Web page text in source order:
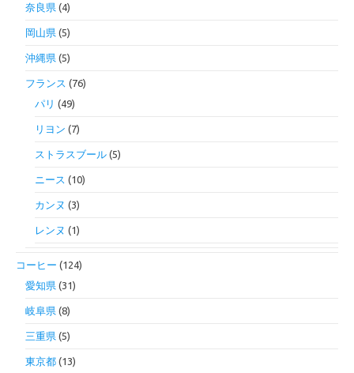
奈良県 (4)
岡山県 (5)
沖縄県 (5)
フランス (76)
パリ (49)
リヨン (7)
ストラスブール (5)
ニース (10)
カンヌ (3)
レンヌ (1)
コーヒー (124)
愛知県 (31)
岐阜県 (8)
三重県 (5)
東京都 (13)